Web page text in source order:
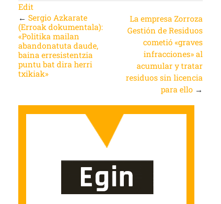
Edit
← Sergio Azkarate
(Erroak dokumentala):
«Politika mailan
abandonatuta daude,
baina erresistentzia
puntu bat dira herri
txikiak»
La empresa Zorroza
Gestión de Residuos
cometió «graves
infracciones» al
acumular y tratar
residuos sin licencia
para ello →